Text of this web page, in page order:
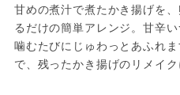
甘めの煮汁で煮たかき揚げを
るだけの簡単アレンジ。甘辛
噛むたびにじゅわっとあふれ
で、残ったかき揚げのリメイク